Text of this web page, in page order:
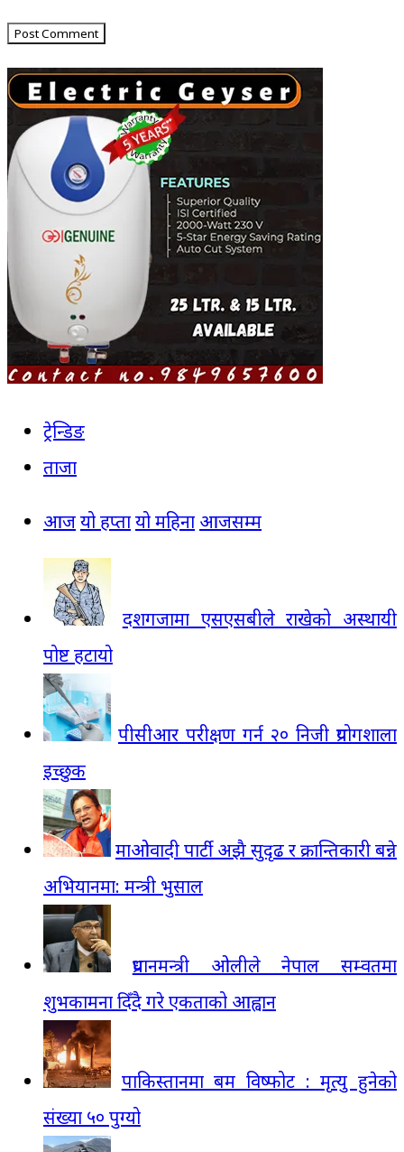
ट्रेन्डिङ
ताजा
आजयो हप्तायो महिना आजसम्म
दशगजामा एसएसबीले राखेको अस्थायी
पोष्ट हटायो
पीसीआर परीक्षण गर्न २० निजी प्रयोगशाला
इच्छुक
माओवादी पार्टी अझै सुदृढ र क्रान्तिकारी बन्ने
अभियानमा: मन्त्री भुसाल
प्रधानमन्त्री ओलीले नेपाल सम्वतमा
शुभकामना दिँदै गरे एकताको आह्वान
पाकिस्तानमा बम विष्फोट : मृत्यु हुनेको
संख्या ५० पुग्यो